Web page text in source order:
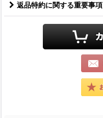
返品特約に関する重要事項